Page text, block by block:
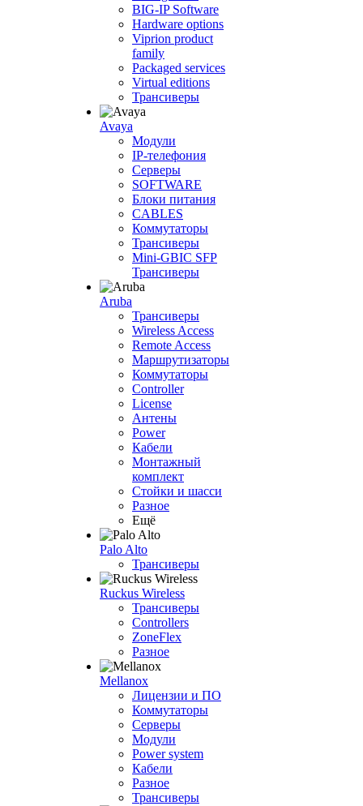
BIG-IP Software
Hardware options
Viprion product
family
Packaged services
Virtual editions
Трансиверы
Avaya
Модули
IP-телефония
Серверы
SOFTWARE
Блоки питания
CABLES
Коммутаторы
Трансиверы
Mini-GBIC SFP
Трансиверы
Aruba
Трансиверы
Wireless Access
Remote Access
Маршрутизаторы
Коммутаторы
Controller
License
Антены
Power
Кабели
Монтажный
комплект
Стойки и шасси
Разное
Ещё
Palo Alto
Трансиверы
Ruckus Wireless
Трансиверы
Controllers
ZoneFlex
Разное
Mellanox
Лицензии и ПО
Коммутаторы
Серверы
Модули
Power system
Кабели
Разное
Трансиверы